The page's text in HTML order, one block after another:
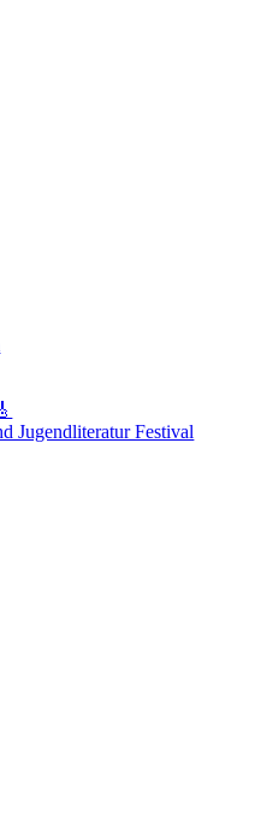
Jugendliteratur Festival